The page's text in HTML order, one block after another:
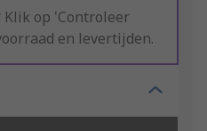
Klik op 'Controleer
en levertijden.